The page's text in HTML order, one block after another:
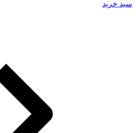
سبد خرید